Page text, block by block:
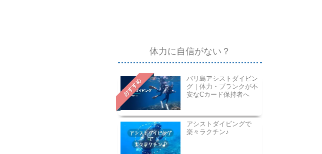
体力に自信がない？
おすすめ
バリ島アシストダイビン
グ｜体力・ブランクが不
安なCカード保持者へ
アシストダイビングで
楽々ラクチン♪